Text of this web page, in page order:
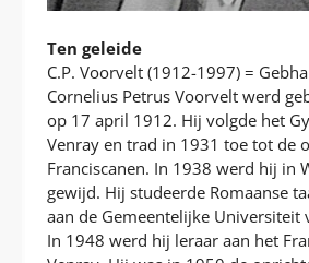
Ten geleide
C.P. Voorvelt (1912-1997) =
Cornelius Petrus Voorvelt werd
op 17 april 1912. Hij volgde het
Venray en trad in 1931 toe tot de
Franciscanen. In 1938 werd hij in
gewijd. Hij studeerde Romaanse
aan de Gemeentelijke Universiteit
In 1948 werd hij leraar aan het